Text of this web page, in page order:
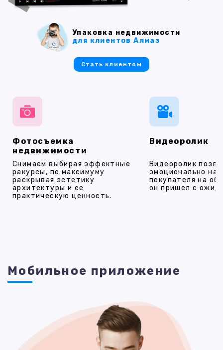
Фотосъемка
недвижимости
Снимаем выбирая эффектные
ракурсы, по максимуму
раскрывая эстетику
архитектуры и ее
практическую ценность.
Видеоролик
Видеоролик
эмоционально
покупателя на
он пришел с
Упаковка недвижимости
для клиентов Алмаз
Стать клиентом
Мобильное приложение